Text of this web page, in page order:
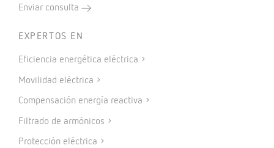
Enviar consulta
EXPERTOS EN
Eficiencia energética eléctrica
Movilidad eléctrica
Compensación energía reactiva
Filtrado de armónicos
Protección eléctrica